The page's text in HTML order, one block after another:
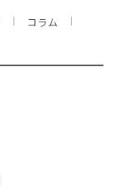
コラム